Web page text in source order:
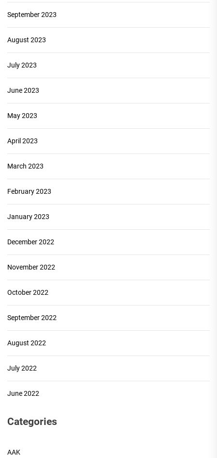
September 2023
August 2023
July 2023
June 2023
May 2023
April 2023
March 2023
February 2023
January 2023
December 2022
November 2022
October 2022
September 2022
August 2022
July 2022
June 2022
Categories
AAK